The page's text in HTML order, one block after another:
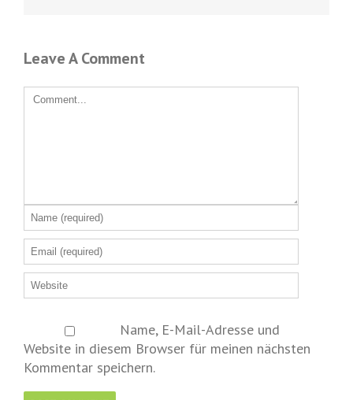
Leave A Comment
Name, E-Mail-Adresse und
Website in diesem Browser für meinen nächsten
Kommentar speichern.